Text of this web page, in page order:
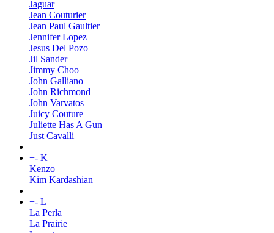
Jaguar
Jean Couturier
Jean Paul Gaultier
Jennifer Lopez
Jesus Del Pozo
Jil Sander
Jimmy Choo
John Galliano
John Richmond
John Varvatos
Juicy Couture
Juliette Has A Gun
Just Cavalli
+- K
Kenzo
Kim Kardashian
+- L
La Perla
La Prairie